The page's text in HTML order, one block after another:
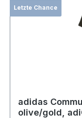
Letzte Chance
adidas
olive/gold,